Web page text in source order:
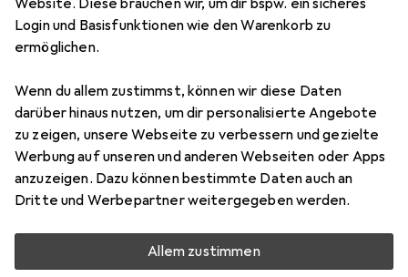
Website. Diese brauchen wir, um dir bspw. ein sicheres
Login und Basisfunktionen wie den Warenkorb zu
ermöglichen.
Wenn du allem zustimmst, können wir diese Daten
darüber hinaus nutzen, um dir personalisierte Angebote
zu zeigen, unsere Webseite zu verbessern und gezielte
Werbung auf unseren und anderen Webseiten oder Apps
anzuzeigen. Dazu können bestimmte Daten auch an
Dritte und Werbepartner weitergegeben werden.
Allem zustimmen
−17%
Funko POP! Avengers: Spider-Man
with Nano Gauntlet
Preis in EUR inkl. MwSt.
EUR
25,35
Schneller lieferbar
Bewertungen